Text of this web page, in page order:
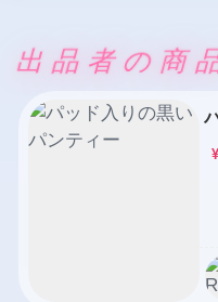
出品者の商
¥